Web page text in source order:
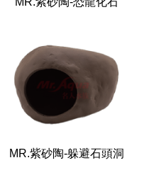
MR.紫砂陶-躲避石頭洞